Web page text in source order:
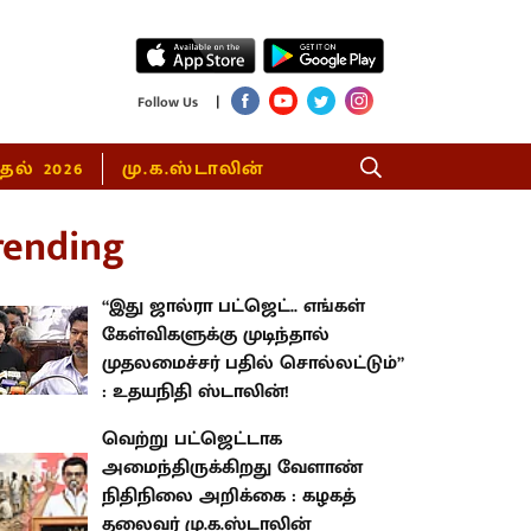
Follow Us |
2026 மு.க.ஸ்டாலின்
“இது ஜால்ரா பட்ஜெட்.. எங்கள்
கேள்விகளுக்கு முடிந்தால்
முதலமைச்சர் பதில் சொல்லட்டும்”
: உதயநிதி ஸ்டாலின்!
வெற்று பட்ஜெட்டாக
அமைந்திருக்கிறது வேளாண்
நிதிநிலை அறிக்கை : கழகத்
தலைவர் மு.க.ஸ்டாலின்